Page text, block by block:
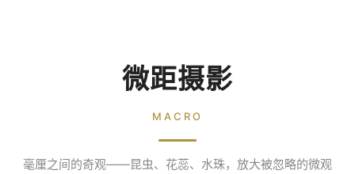
微距摄影
MACRO
毫厘之间的奇观——昆虫、花蕊、水珠，放大被忽略的微观